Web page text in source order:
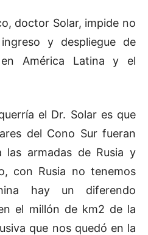
doctor Solar, impide no
y despliegue de
en América Latina y el
el Dr. Solar es que
del Cono Sur fueran
las armadas de Rusia y
con Rusia no tenemos
hay un diferendo
el millón de km2 de la
que nos quedó en la